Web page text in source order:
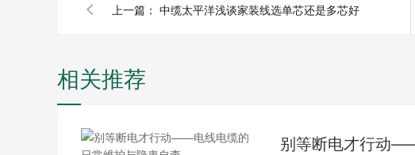
上一篇： 中缆太平洋浅谈家装线选单芯还是多芯好
相关推荐